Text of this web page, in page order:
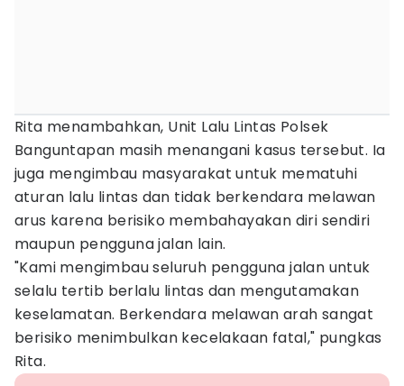
Rita menambahkan, Unit Lalu Lintas Polsek
Banguntapan masih menangani kasus tersebut. Ia
juga mengimbau masyarakat untuk mematuhi
aturan lalu lintas dan tidak berkendara melawan
arus karena berisiko membahayakan diri sendiri
maupun pengguna jalan lain.
"Kami mengimbau seluruh pengguna jalan untuk
selalu tertib berlalu lintas dan mengutamakan
keselamatan. Berkendara melawan arah sangat
berisiko menimbulkan kecelakaan fatal," pungkas
Rita.